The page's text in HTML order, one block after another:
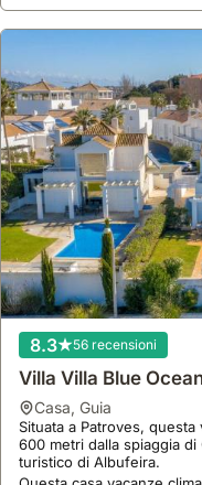
8.3 56 recensioni
Villa Villa Blue
casa, Guia
Situata a Patroves,
600 metri dalla spiaggia
turistico di Albufeira.